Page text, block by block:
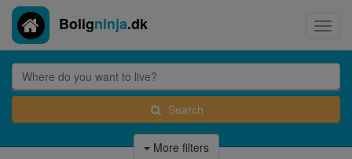
Boligninja.dk
Search
More filters